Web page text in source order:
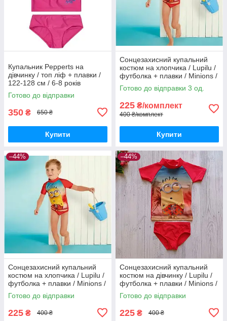
Купальник Pepperts на
дівчинку / топ ліф + плавки /
122-128 см / 6-8 років
Готово до відправки
350 ₴ 650 ₴
Купити
Сонцезахисний купальний
костюм на хлопчика / Lupilu /
футболка + плавки / Minions /
р.74-80 – 6-12 місяців
Готово до відправки 3 од.
225 ₴/комплект
400 ₴/комплект
Купити
–44%
Сонцезахисний купальний
костюм на хлопчика / Lupilu /
футболка + плавки / Minions /
р.86-92, 12-24 місяців
Готово до відправки
225 ₴ 400 ₴
–44%
Сонцезахисний купальний
костюм на дівчинку / Lupilu /
футболка + плавки / Minions /
р.86-92, 12-24 місяців
Готово до відправки
225 ₴ 400 ₴